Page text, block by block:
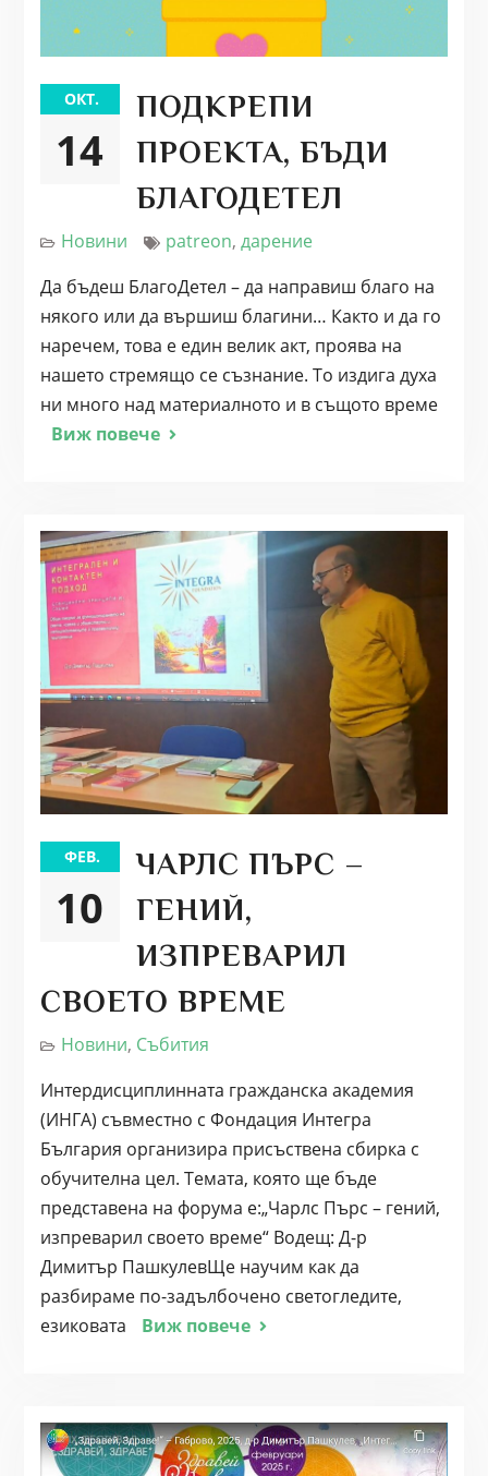
ОКТ.
14
ПОДКРЕПИ
ПРОЕКТА, БЪДИ
БЛАГОДЕТЕЛ
Новини patreon, дарение
Да бъдеш БлагоДетел – да направиш благо на
някого или да вършиш благини… Както и да го
наречем, това е един велик акт, проява на
нашето стремящо се съзнание. То издига духа
ни много над материалното и в същото време
Виж повече
ФЕВ.
10
ЧАРЛС ПЪРС –
ГЕНИЙ,
ИЗПРЕВАРИЛ
СВОЕТО ВРЕМЕ
Новини, Събития
Интердисциплинната гражданска академия
(ИНГА) съвместно с Фондация Интегра
България организира присъствена сбирка с
обучителна цел. Темата, която ще бъде
представена на форума е:„Чарлс Пърс – гений,
изпреварил своето време“ Водещ: Д-р
Димитър ПашкулевЩе научим как да
разбираме по-задълбочено светогледите,
езиковата
Виж повече